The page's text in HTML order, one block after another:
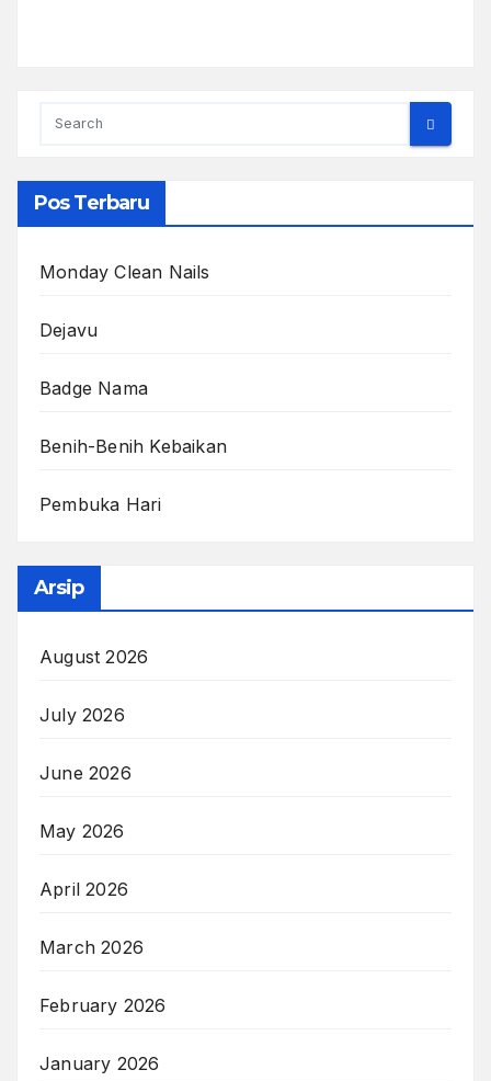
Pos Terbaru
Monday Clean Nails
Dejavu
Badge Nama
Benih-Benih Kebaikan
Pembuka Hari
Arsip
August 2026
July 2026
June 2026
May 2026
April 2026
March 2026
February 2026
January 2026